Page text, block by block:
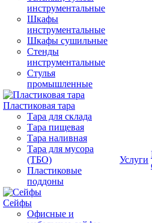
инструментальные
Шкафы
инструментальные
Шкафы сушильные
Стенды
инструментальные
Cтулья
промышленные
Пластиковая тара
Тара для склада
Тара пищевая
Тара наливная
Тара для мусора
(ТБО)
Пластиковые
поддоны
Сейфы
Офисные и
Услуги